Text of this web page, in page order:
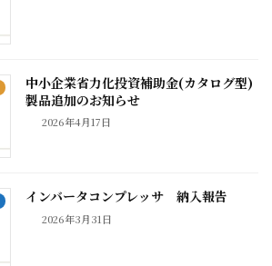
中小企業省力化投資補助金(カタログ型)
製品追加のお知らせ
2026年4月17日
インバータコンプレッサ 納入報告
2026年3月31日